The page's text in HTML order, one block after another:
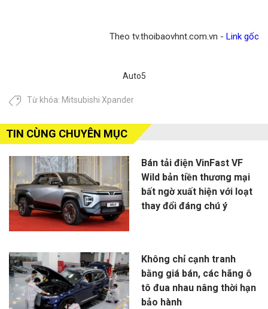
Theo tv.thoibaovhnt.com.vn - Link gốc
Auto5
Từ khóa: Mitsubishi Xpander
TIN CÙNG CHUYÊN MỤC
Bán tải điện VinFast VF
Wild bản tiền thương mại
bất ngờ xuất hiện với loạt
thay đổi đáng chú ý
Không chỉ cạnh tranh
bằng giá bán, các hãng ô
tô đua nhau nâng thời hạn
bảo hành